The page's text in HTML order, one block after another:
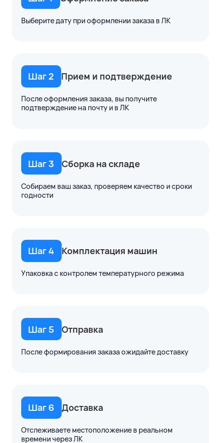
Выберите дату при оформлении заказа в ЛК
Шаг 2 Прием и подтверждение
После оформления заказа, вы получите
подтверждение на почту и в ЛК
Шаг 3 Сборка на складе
Собираем ваш заказ, проверяем качество и сроки
годности
Шаг 4 Комплектация машин
Упаковка с контролем температурного режима
Шаг 5 Отправка
После формирования заказа ожидайте доставку
Шаг 6 Доставка
Отслеживаете местоположение в реальном
времени через ЛК